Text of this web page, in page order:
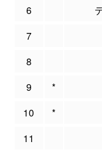
6
7
8
9
*
10
*
11